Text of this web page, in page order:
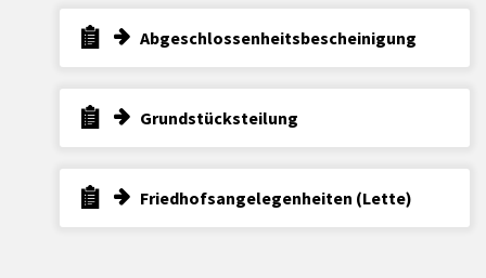
Abgeschlossenheitsbescheinigung
Grundstücksteilung
Friedhofsangelegenheiten (Lette)